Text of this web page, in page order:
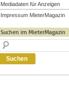
Mediadaten für Anzeigen
Impressum MieterMagazin
Suchen im MieterMagazin